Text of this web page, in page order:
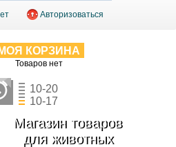
Авторизоваться
МОЯ КОРЗИНА
Товаров нет
10-20
10-17
Магазин товаров
для животных